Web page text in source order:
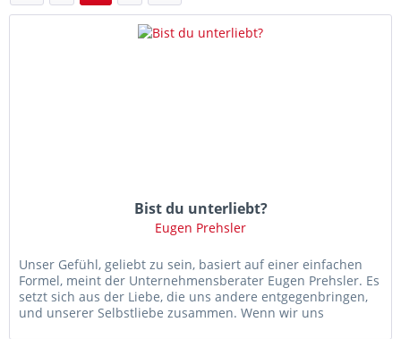
Bist du unterliebt?
Eugen Prehsler
Unser Gefühl, geliebt zu sein, basiert auf einer einfachen
Formel, meint der Unternehmensberater Eugen Prehsler. Es
setzt sich aus der Liebe, die uns andere entgegenbringen,
und unserer Selbstliebe zusammen. Wenn wir uns